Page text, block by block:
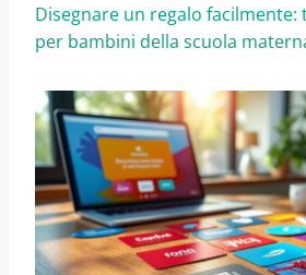
Disegnare un regalo
per bambini della scuola